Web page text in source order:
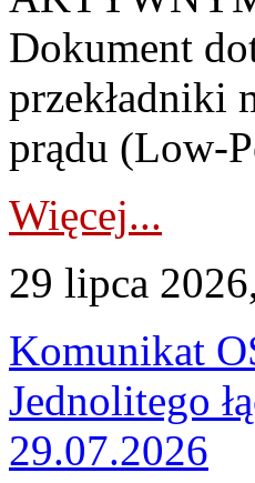
Dokument
przekładniki
prądu (Low-
Więcej...
29 lipca
Komunikat
Jednolitego
29.07.2026